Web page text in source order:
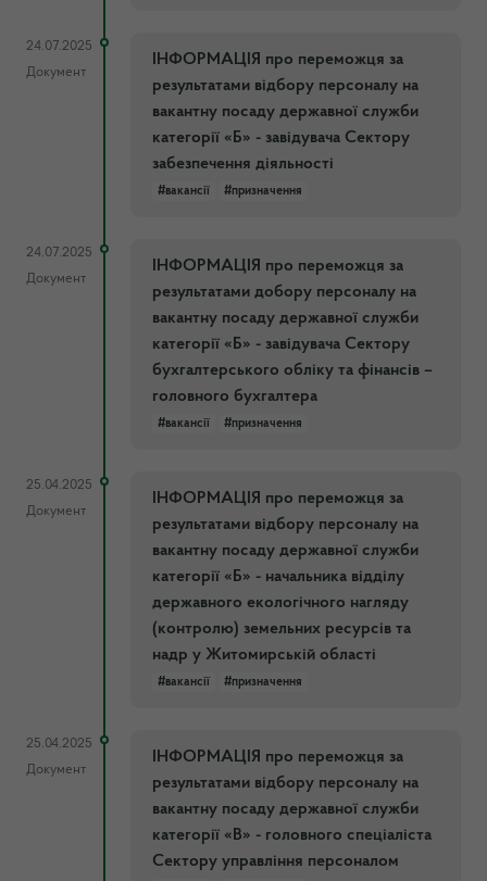
24.07.2025
Документ
ІНФОРМАЦІЯ про переможця за
результатами відбору персоналу на
вакантну посаду державної служби
категорії «Б» - завідувача Сектору
забезпечення діяльності
#вакансії #призначення
24.07.2025
Документ
ІНФОРМАЦІЯ про переможця за
результатами добору персоналу на
вакантну посаду державної служби
категорії «Б» - завідувача Сектору
бухгалтерського обліку та фінансів –
головного бухгалтера
#вакансії #призначення
25.04.2025
Документ
ІНФОРМАЦІЯ про переможця за
результатами відбору персоналу на
вакантну посаду державної служби
категорії «Б» - начальника відділу
державного екологічного нагляду
(контролю) земельних ресурсів та
надр у Житомирській області
#вакансії #призначення
25.04.2025
Документ
ІНФОРМАЦІЯ про переможця за
результатами відбору персоналу на
вакантну посаду державної служби
категорії «В» - головного спеціаліста
Сектору управління персоналом